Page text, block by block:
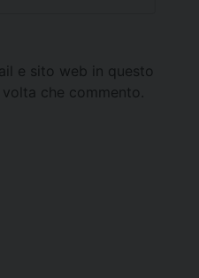
e sito web in questo
che commento.